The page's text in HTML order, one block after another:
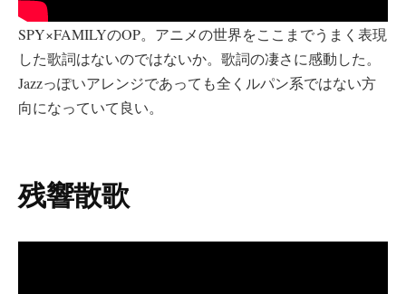
SPY×FAMILYのOP。アニメの世界をここまでうまく表現
した歌詞はないのではないか。歌詞の凄さに感動した。
Jazzっぽいアレンジであっても全くルパン系ではない方
向になっていて良い。
残響散歌